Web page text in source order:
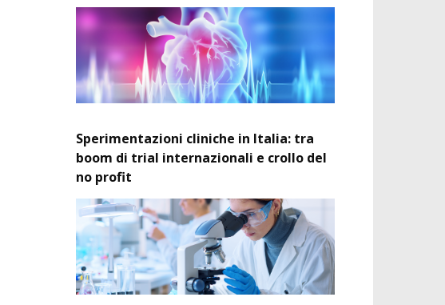
Sperimentazioni cliniche in Italia: tra
boom di trial internazionali e crollo del
no profit